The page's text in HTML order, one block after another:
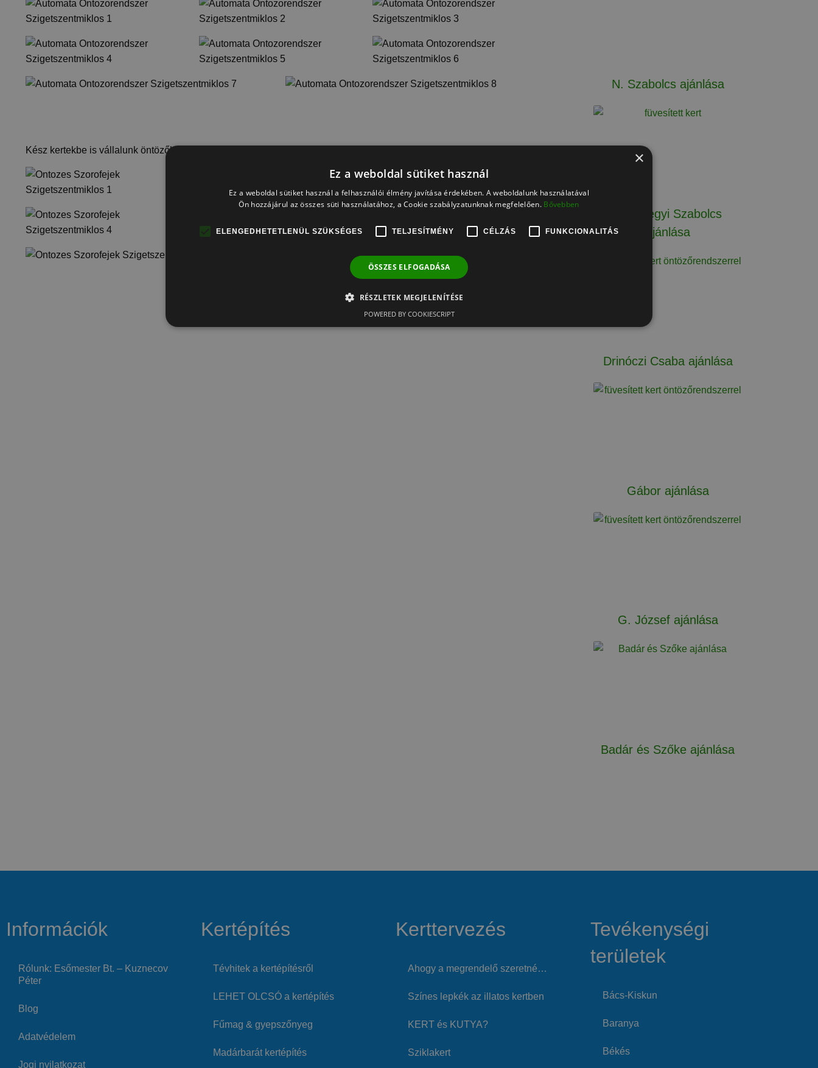
Kész kertekbe is vállalunk öntözőberendezés utólagos betelepítését!
N. Szabolcs ajánlása
Széphegyi Szabolcs
ajánlása
Drinóczi Csaba ajánlása
Gábor ajánlása
G. József ajánlása
Badár és Szőke ajánlása
Információk
Rólunk: Esőmester Bt. – Kuznecov
Péter
Blog
Adatvédelem
Jogi nyilatkozat
Kertépítés
Tévhitek a kertépítésről
LEHET OLCSÓ a kertépítés
Fűmag & gyepszőnyeg
Madárbarát kertépítés
Kerttervezés
Ahogy a megrendelő szeretné…
Színes lepkék az illatos kertben
KERT és KUTYA?
Sziklakert
Tevékenységi
területek
Bács-Kiskun
Baranya
Békés
×
Ez a weboldal sütiket használ
Ez a weboldal sütiket használ a felhasználói élmény javítása érdekében. A weboldalunk használatával
Ön hozzájárul az összes süti használatához, a Cookie szabályzatunknak megfelelően. Bővebben
ELENGEDHETETLENÜL SZÜKSÉGES TELJESÍTMÉNY CÉLZÁS FUNKCIONALITÁS
ÖSSZES ELFOGADÁSA
RÉSZLETEK MEGJELENÍTÉSE
POWERED BY COOKIESCRIPT